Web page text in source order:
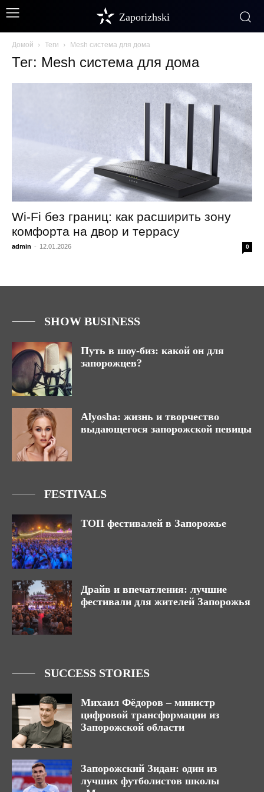
Zaporizhski
Домой Теги Mesh система для дома
Тег: Mesh система для дома
Wi-Fi без границ: как расширить зону
комфорта на двор и террасу
admin - 12.01.2026 0
SHOW BUSINESS
Путь в шоу-биз: какой он для
запорожцев?
Alyosha: жизнь и творчество
выдающегося запорожской певицы
FESTIVALS
ТОП фестивалей в Запорожье
Драйв и впечатления: лучшие
фестивали для жителей Запорожья
SUCCESS STORIES
Михаил Фёдоров – министр
цифровой трансформации из
Запорожской области
Запорожский Зидан: один из
лучших футболистов школы